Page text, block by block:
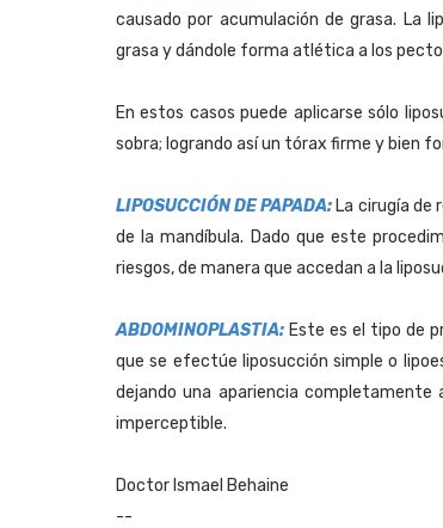
causado por acumulación de grasa. La
grasa y dándole forma atlética a los
En estos casos puede aplicarse sólo
sobra; logrando así un tórax firme y bien
LIPOSUCCIÓN DE PAPADA: La cirugía de
de la mandíbula. Dado que este
riesgos, de manera que accedan a la
ABDOMINOPLASTIA: Este es el tipo de
que se efectúe liposucción simple o
dejando una apariencia
imperceptible.
Doctor Ismael Behaine
--